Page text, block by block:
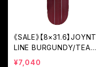
《SALE》【8×31.6】JOYNT
LINE BURGUNDY/TEAM
[JOL2]
¥7,040